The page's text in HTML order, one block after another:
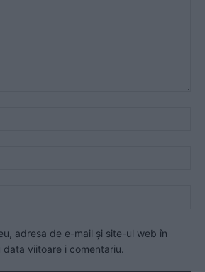
adresa de e-mail și site-ul web în
viitoare i comentariu.